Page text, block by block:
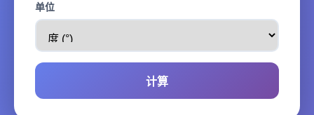
单位
计算